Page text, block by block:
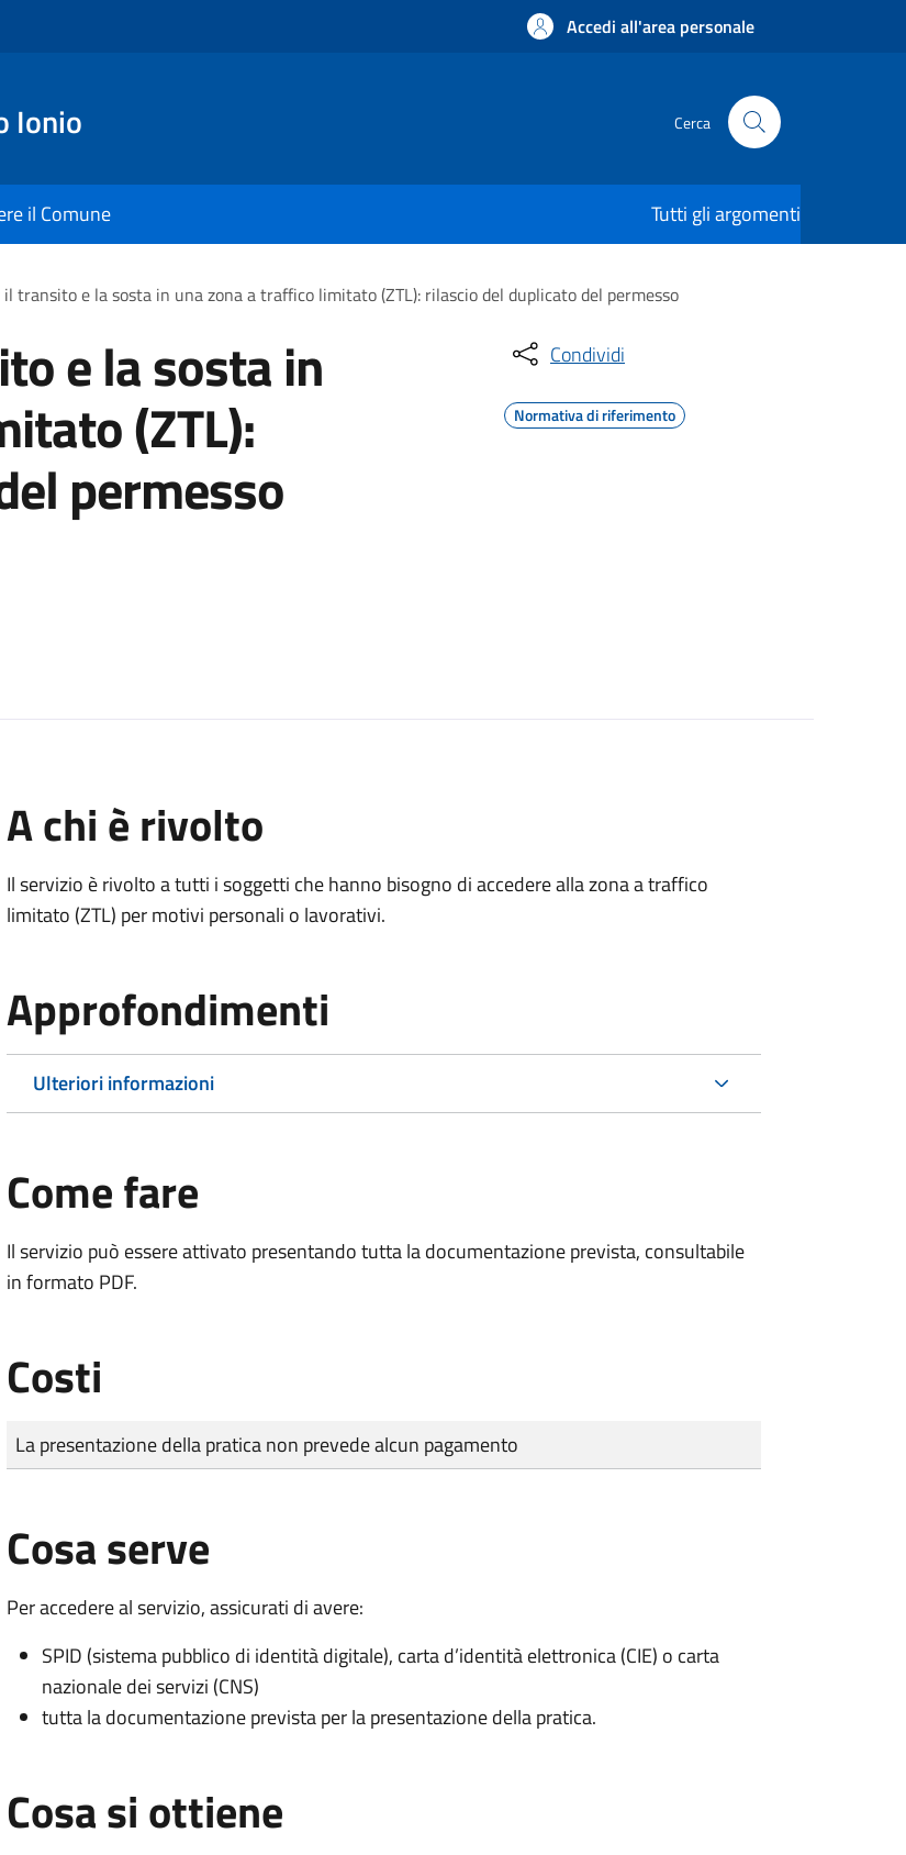
Accedi all'area personale
Ionio Cerca
il Comune Tutti gli argomenti
il transito e la sosta in una zona a traffico limitato (ZTL): rilascio del duplicato del permesso
e la sosta in
(ZTL):
permesso
Condividi
Normativa di riferimento
A chi è rivolto
Il servizio è rivolto a tutti i soggetti che hanno bisogno di accedere alla zona a traffico
limitato (ZTL) per motivi personali o lavorativi.
Approfondimenti
Ulteriori informazioni
Come fare
Il servizio può essere attivato presentando tutta la documentazione prevista, consultabile
in formato PDF.
Costi
Tipo di pagamento
Importo
La presentazione della pratica non prevede alcun pagamento
Cosa serve
Per accedere al servizio, assicurati di avere:
SPID (sistema pubblico di identità digitale), carta d’identità elettronica (CIE) o carta
nazionale dei servizi (CNS)
tutta la documentazione prevista per la presentazione della pratica.
Cosa si ottiene